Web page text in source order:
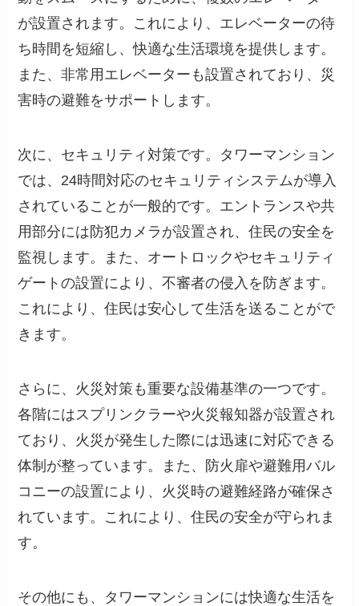
が設置されます。これにより、エレベーターの待
ち時間を短縮し、快適な生活環境を提供します。
また、非常用エレベーターも設置されており、災
害時の避難をサポートします。
次に、セキュリティ対策です。タワーマンション
では、24時間対応のセキュリティシステムが導入
されていることが一般的です。エントランスや共
用部分には防犯カメラが設置され、住民の安全を
監視します。また、オートロックやセキュリティ
ゲートの設置により、不審者の侵入を防ぎます。
これにより、住民は安心して生活を送ることがで
きます。
さらに、火災対策も重要な設備基準の一つです。
各階にはスプリンクラーや火災報知器が設置され
ており、火災が発生した際には迅速に対応できる
体制が整っています。また、防火扉や避難用バル
コニーの設置により、火災時の避難経路が確保さ
れています。これにより、住民の安全が守られま
す。
その他にも、タワーマンションには快適な生活を